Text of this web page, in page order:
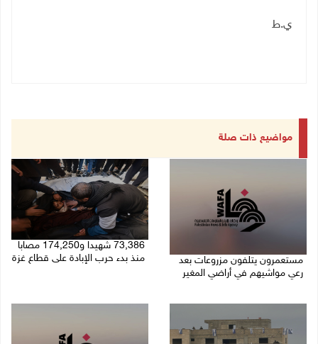
ي.ط
مواضيع ذات صلة
مستعمرون يتلفون مزروعات بعد
رعي مواشيهم في أراضي المغير
73,386 شهيدا و174,250 مصابا
منذ بدء حرب الإبادة على قطاع غزة